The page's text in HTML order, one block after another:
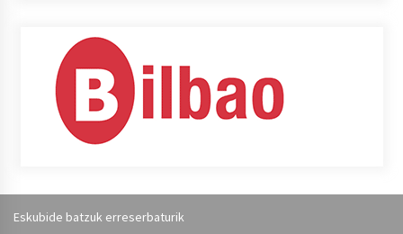
Eskubide batzuk erreserbaturik